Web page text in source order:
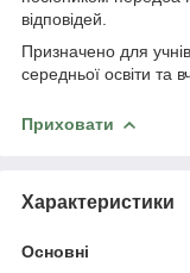
відповідей.
Призначено для учнів
середньої освіти та
Приховати
Характеристики
Основні